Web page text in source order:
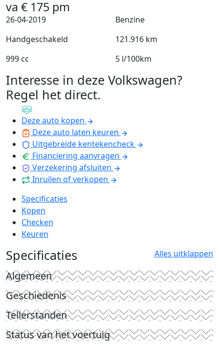
va € 175 pm
26-04-2019
Benzine
Handgeschakeld
121.916 km
999 cc
5 l/100km
Interesse in deze Volkswagen?
Regel het direct.
Deze auto kopen
Deze auto laten keuren
Uitgebreide kentekencheck
Financiering aanvragen
Verzekering afsluiten
Inruilen of verkopen
Specificaties
Kopen
Checken
Keuren
Specificaties Alles uitklappen
Algemeen
Geschiedenis
Tellerstanden
Status van het voertuig